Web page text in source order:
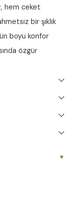
hem ceket
bir şıklık
boyu konfor
özgür
kolsuz
sunar.
ancak
▾